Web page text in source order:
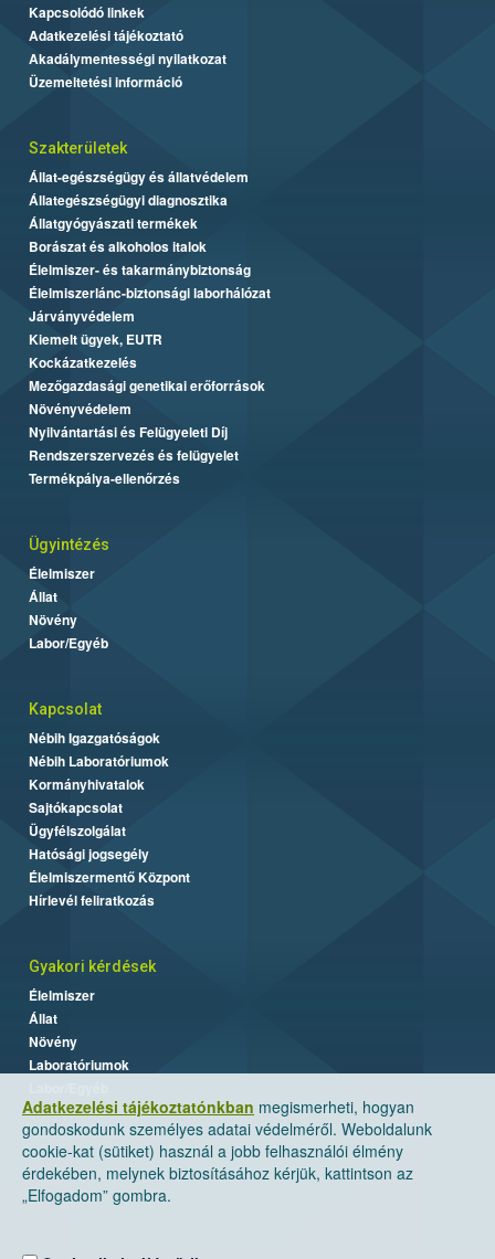
Adatkezelési tájékoztatónkban megismerheti, hogyan
gondoskodunk személyes adatai védelméről. Weboldalunk
cookie-kat (sütiket) használ a jobb felhasználói élmény
érdekében, melynek biztosításához kérjük, kattintson az
„Elfogadom” gombra.
Kapcsolódó linkek
Adatkezelési tájékoztató
Akadálymentességi nyilatkozat
Üzemeltetési információ
Szakterületek
Állat-egészségügy és állatvédelem
Állategészségügyi diagnosztika
Állatgyógyászati termékek
Borászat és alkoholos italok
Élelmiszer- és takarmánybiztonság
Élelmiszerlánc-biztonsági laborhálózat
Járványvédelem
Kiemelt ügyek, EUTR
Kockázatkezelés
Mezőgazdasági genetikai erőforrások
Növényvédelem
Nyilvántartási és Felügyeleti Díj
Rendszerszervezés és felügyelet
Termékpálya-ellenőrzés
Ügyintézés
Élelmiszer
Állat
Növény
Labor/Egyéb
Kapcsolat
Nébih Igazgatóságok
Nébih Laboratóriumok
Kormányhivatalok
Sajtókapcsolat
Ügyfélszolgálat
Hatósági jogsegély
Élelmiszermentő Központ
Hírlevél feliratkozás
Gyakori kérdések
Élelmiszer
Állat
Növény
Laboratóriumok